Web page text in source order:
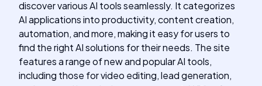
discover various AI tools seamlessly. It categorizes
AI applications into productivity, content creation,
automation, and more, making it easy for users to
find the right AI solutions for their needs. The site
features a range of new and popular AI tools,
including those for video editing, lead generation,